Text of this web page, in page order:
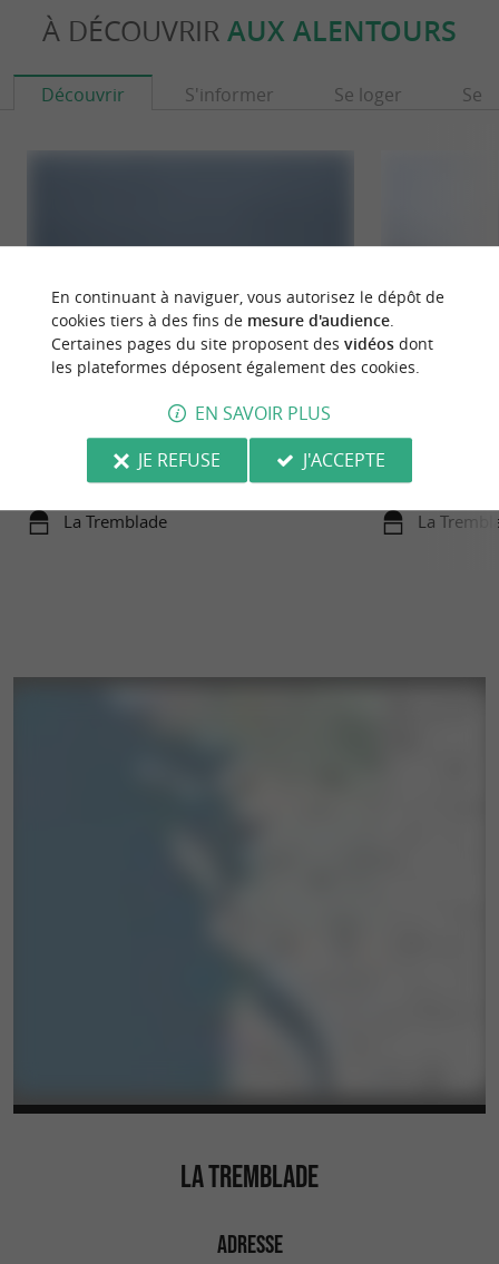
Seudre.
cliquant ici !
À DÉCOUVRIR AUX ALENTOURS
Découvrir S'informer Se loger Se
Presqu’île d’Arvert. Cette longue plage s’étend
La Tremblade
Forêt de la
Bonne Anse. À ...
La
LA TREMBLADE
ADRESSE
En continuant à naviguer, vous autorisez le dépôt de
cookies tiers à des fins de mesure d'audience.
Certaines pages du site proposent des vidéosdont
les plateformes déposent également des cookies.
EN SAVOIR PLUS
JE REFUSE
J'ACCEPTE